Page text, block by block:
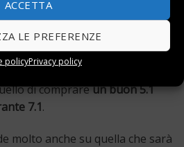
ACCETTA
LE PREFERENZE
policyPrivacy policy
a comprare un impianto
un’area adeguata per
di comprareun buon 5.1
7.1.
molto anche su quella che sarà